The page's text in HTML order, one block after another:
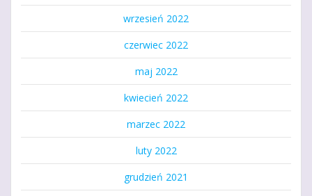
wrzesień 2022
czerwiec 2022
maj 2022
kwiecień 2022
marzec 2022
luty 2022
grudzień 2021